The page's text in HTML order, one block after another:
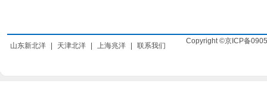
山东新北洋 天津北洋 上海兆洋 联系我们
Copyright ©京ICP备